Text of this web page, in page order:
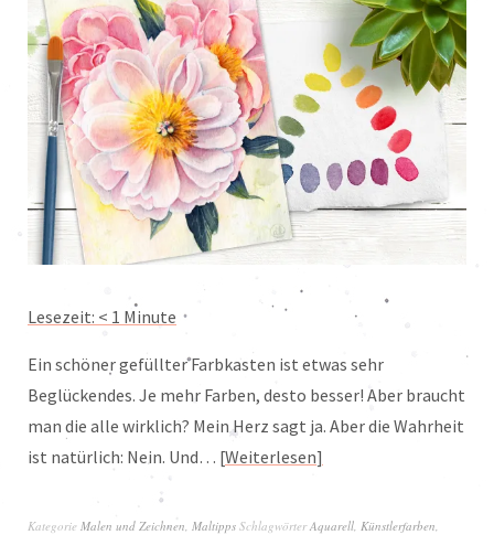
Lesezeit: < 1 Minute
Ein schöner gefüllter Farbkasten ist etwas sehr
Beglückendes. Je mehr Farben, desto besser! Aber braucht
man die alle wirklich? Mein Herz sagt ja. Aber die Wahrheit
ist natürlich: Nein. Und… Weiterlesen
Kategorie Malen und Zeichnen Maltipps SchlagwörterAquarell Künstlerfarben